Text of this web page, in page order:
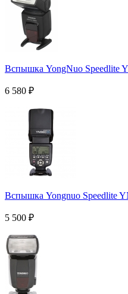
Вспышка YongNuo Speedlite
6 580 ₽
Вспышка Yongnuo Speedlite
5 500 ₽